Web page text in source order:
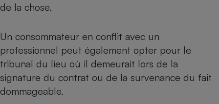
de la chose.
Un consommateur en conflit avec un
professionnel peut également opter pour le
tribunal du lieu où il demeurait lors de la
signature du contrat ou de la survenance du fait
dommageable.